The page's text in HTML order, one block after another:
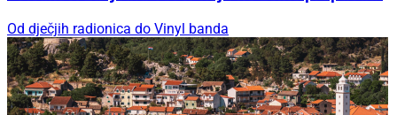
Od dječjih radionica do Vinyl banda